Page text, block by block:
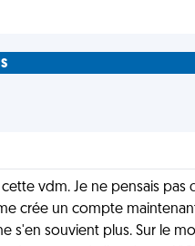
vdm. Je ne pensais
crée un compte
s'en souvient plus. Sur le